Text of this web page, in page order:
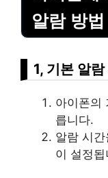
알람 방법
1, 기본 알
아이폰의
릅니다.
알람 시간
이 설정됩